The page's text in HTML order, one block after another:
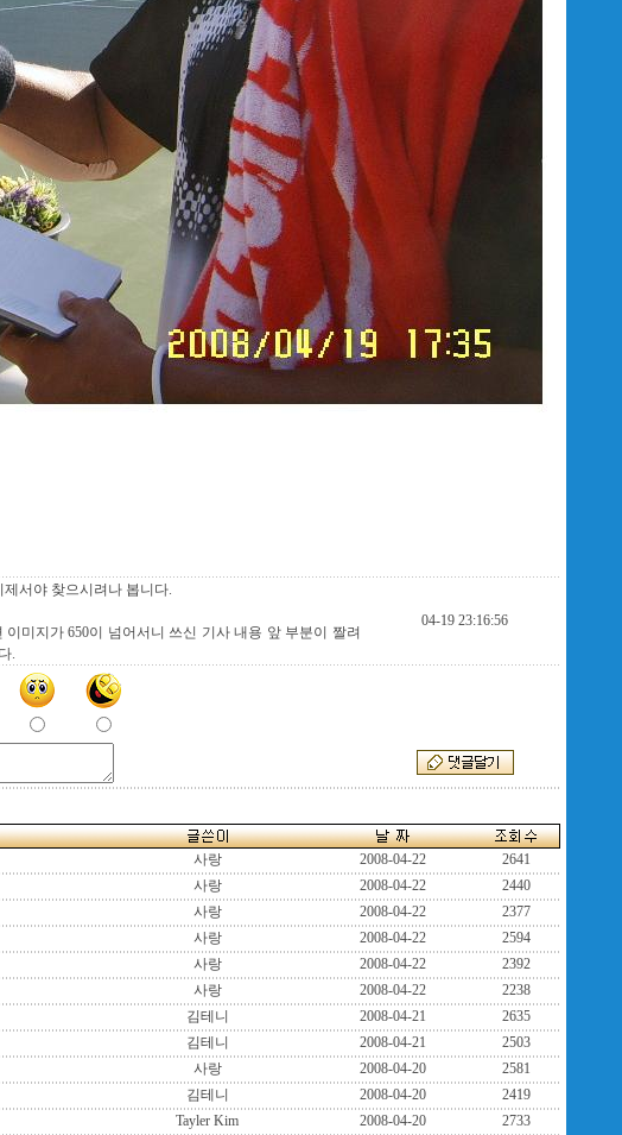
서야 찾으시려나 봅니다.
미지가 650이 넘어서니 쓰신 기사 내용 앞 부분이 짤려
.
04-19 23:16:56
사랑 2008-04-22
2641
사랑 2008-04-22
2440
사랑 2008-04-22
2377
사랑 2008-04-22
2594
사랑 2008-04-22
2392
사랑 2008-04-22
2238
김테니 2008-04-21
2635
김테니 2008-04-21
2503
사랑 2008-04-20
2581
김테니 2008-04-20
2419
Tayler Kim 2008-04-20 2733